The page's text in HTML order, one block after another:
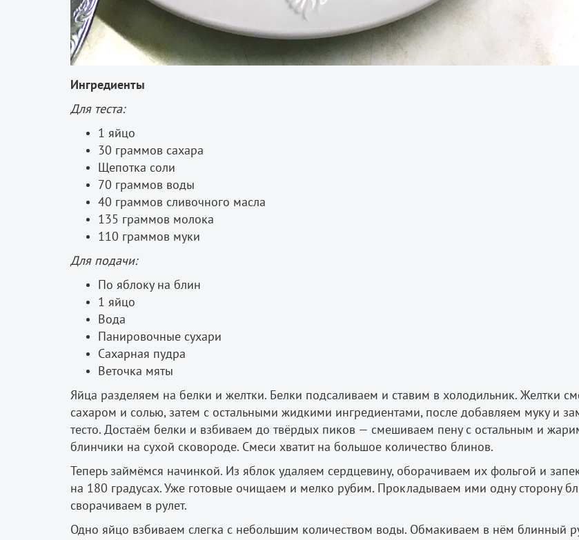
Ингредиенты
Для теста:
1 яйцо
30 граммов сахара
Щепотка соли
70 граммов воды
40 граммов сливочного масла
135 граммов молока
110 граммов муки
Для подачи:
По яблоку на блин
1 яйцо
Вода
Панировочные сухари
Сахарная пудра
Веточка мяты
Яйца разделяем на белки и желт­ки. Белки подсаливаем и ставим в холодильник. Желтки
сахаром и солью, затем с остальными жидкими ингредиентами, после добавляем муку и
тесто. Достаём белки и взбиваем до твёрдых пиков — смешиваем пену с остальным и
блинчики на сухой сковороде. Смеси хватит на большое количество блинов.
Теперь займёмся начинкой. Из яблок удаляем сердцевину, оборачиваем их фольгой и
на 180 градусах. Уже готовые очищаем и мелко рубим. Прокладываем ими одну сторону
сворачиваем в рулет.
Одно яйцо взбиваем слегка с небольшим количеством воды. Обмакиваем в нём блинный